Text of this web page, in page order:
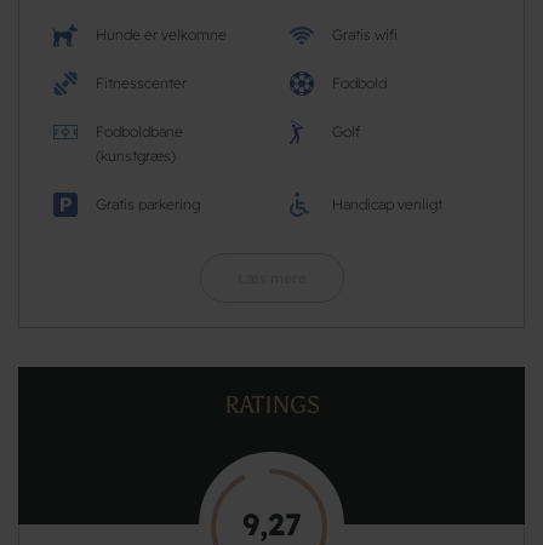
Hunde er velkomne Gratis wifi
Fitnesscenter Fodbold
Fodboldbane
(kunstgræs)
Golf
Gratis parkering Handicap venligt
RATINGS
9,27